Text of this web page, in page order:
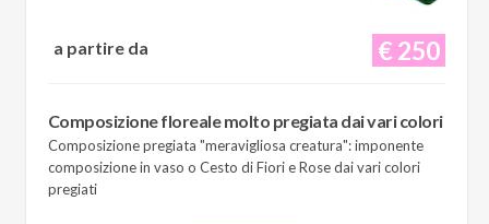
€ 250
a partire da
Composizione floreale molto pregiata dai vari colori
Composizione pregiata "meravigliosa creatura": imponente
composizione in vaso o Cesto di Fiori e Rose dai vari colori
pregiati